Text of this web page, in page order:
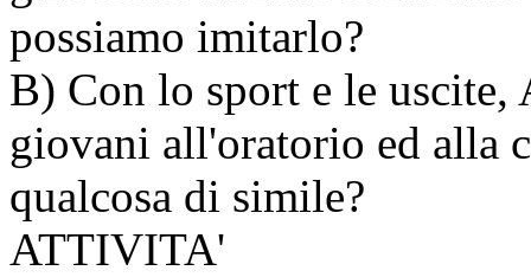
possiamo imitarlo?
B) Con lo sport e le
giovani all'oratorio ed alla
qualcosa di simile?
ATTIVITA'